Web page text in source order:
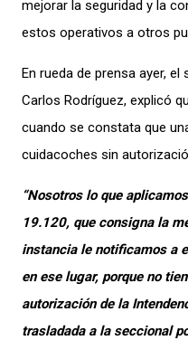
mejorar la seguridad y la
estos operativos a otros
En rueda de prensa ayer,
Carlos Rodríguez, explicó
cuando se constata que
cuidacoches sin
“Nosotros lo que
19.120, que consigna la
instancia le notificamos a
en ese lugar, porque no
autorización de la
trasladada a la seccional